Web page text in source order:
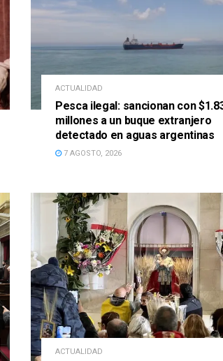
ACTUALIDAD
Pesca ilegal: sancionan con
millones a un buque extranjero
detectado en aguas argentinas
7 AGOSTO, 2026
ACTUALIDAD